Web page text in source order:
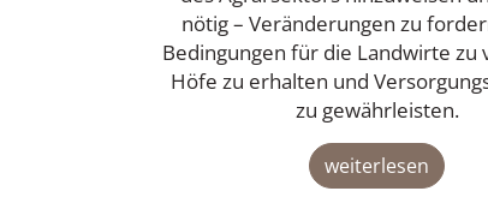
nötig – Veränderungen zu
Bedingungen für die Landwirte zu
Höfe zu erhalten und
zu gewährleisten.
weiterlesen